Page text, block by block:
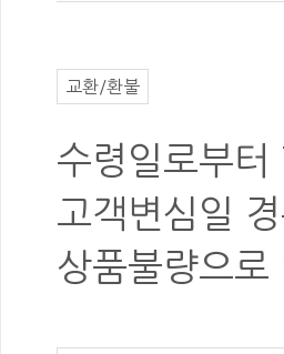
교환/환불
수령일로부터
고객변심 일
상품불량으로